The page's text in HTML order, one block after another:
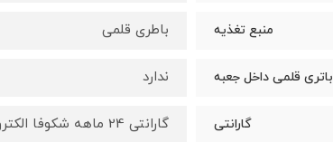
منبع تغذیه باطری قلمی
باتری قلمی داخل جعبه ندارد
گارانتی گارانتی 24 ماهه شکوفا الکترونیک سرویس